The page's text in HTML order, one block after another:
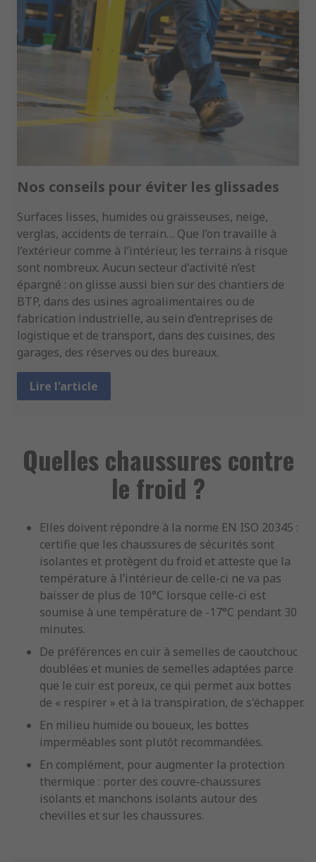
Nos conseils pour éviter les glissades
Surfaces lisses, humides ou graisseuses, neige,
verglas, accidents de terrain… Que l’on travaille à
l’extérieur comme à l’intérieur, les terrains à risque
sont nombreux. Aucun secteur d'activité n’est
épargné : on glisse aussi bien sur des chantiers de
BTP, dans des usines agroalimentaires ou de
fabrication industrielle, au sein d’entreprises de
logistique et de transport, dans des cuisines, des
garages, des réserves ou des bureaux.
Lire l'article
Quelles chaussures contre
le froid ?
Elles doivent répondre à la norme EN ISO 20345 :
certifie que les chaussures de sécurités sont
isolantes et protègent du froid et atteste que la
température à l’intérieur de celle-ci ne va pas
baisser de plus de 10°C lorsque celle-ci est
soumise à une température de -17°C pendant 30
minutes.
De préférences en cuir à semelles de caoutchouc
doublées et munies de semelles adaptées parce
que le cuir est poreux, ce qui permet aux bottes
de « respirer » et à la transpiration, de s'échapper.
En milieu humide ou boueux, les bottes
imperméables sont plutôt recommandées.
En complément, pour augmenter la protection
thermique : porter des couvre-chaussures
isolants et manchons isolants autour des
chevilles et sur les chaussures.